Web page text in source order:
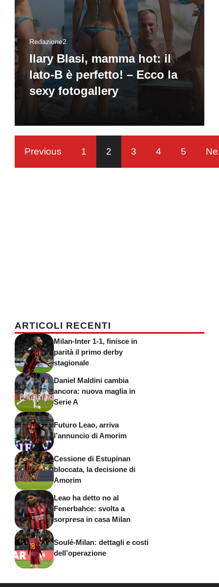
Redazione2
Ilary Blasi, mamma hot: il
lato-B è perfetto! – Ecco la
sexy fotogallery
Previous 1 2 3 4 5
ARTICOLI RECENTI
Milan-Inter 1-1, finisce in
parità il primo derby
stagionale
Daniel Maldini cambia
ancora: nuova maglia in
Serie A
Futuro Leao, arriva
l’annuncio di Amorim
Cessione di Estupinan
bloccata, la decisione di
Amorim
Leao ha detto no al
Fenerbahce: svolta a
sorpresa in casa Milan
Soulé-Milan: dettagli e costi
dell’operazione